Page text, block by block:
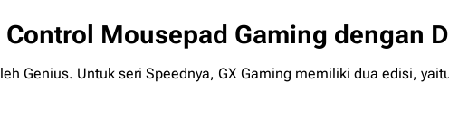
Control Mousepad Gaming dengan
Genius. Untuk seri Speednya, GX Gaming memiliki dua edisi,